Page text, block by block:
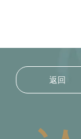
返回